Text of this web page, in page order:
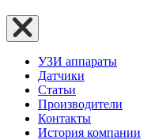
УЗИ аппараты
Датчики
Статьи
Производители
Контакты
История компании